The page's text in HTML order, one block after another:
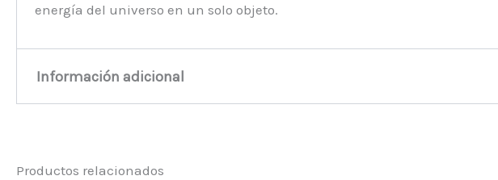
energía del universo en un solo objeto.
Información adicional
Productos relacionados